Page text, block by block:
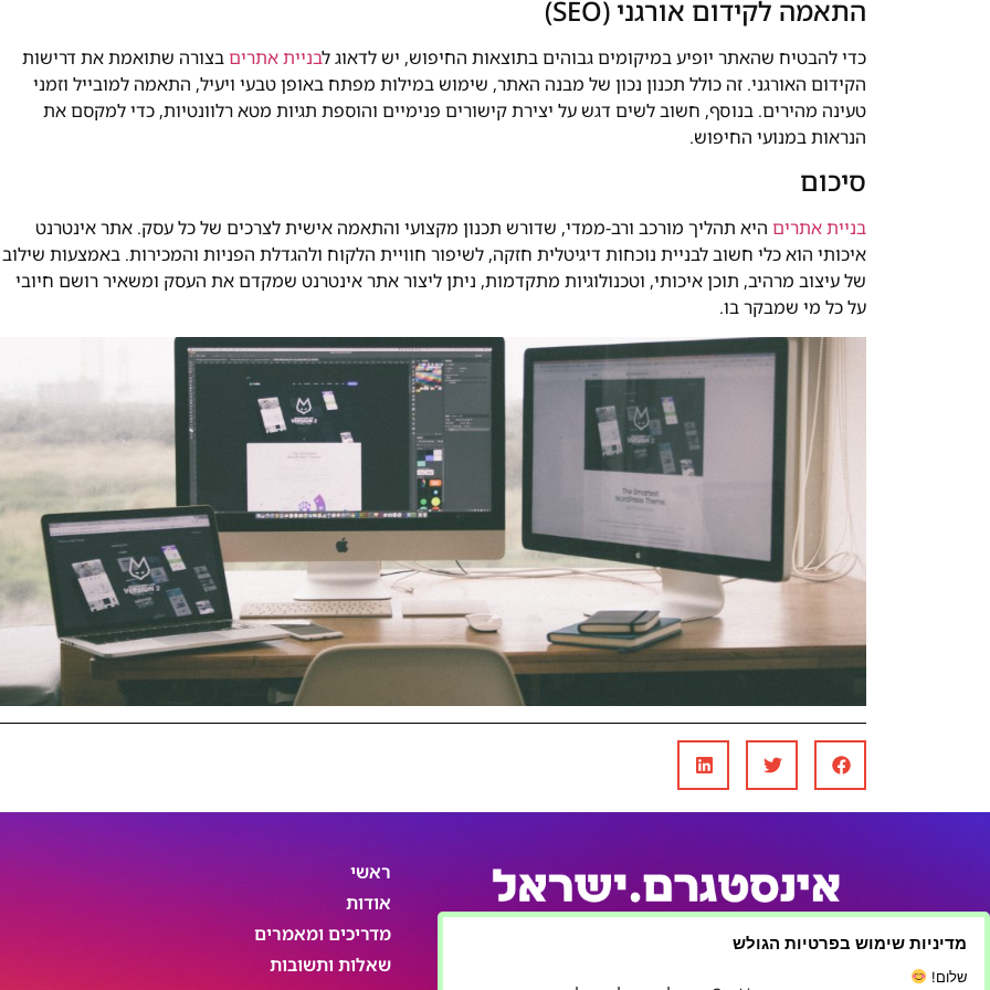
התאמה לקידום אורגני (SEO)
כדי להבטיח שהאתר יופיע במיקומים גבוהים בתוצאות החיפוש, יש לדאוג לבניית אתריםבצורה שתואמת את דרישות
הקידום האורגני. זה כולל תכנון נכון של מבנה האתר, שימוש במילות מפתח באופן טבעי ויעיל, התאמה למובייל וזמני
טעינה מהירים. בנוסף, חשוב לשים דגש על יצירת קישורים פנימיים והוספת תגיות מטא רלוונטיות, כדי למקסם את
הנראות במנועי החיפוש.
סיכום
בניית אתרים היא תהליך מורכב ורב-ממדי, שדורש תכנון מקצועי והתאמה אישית לצרכים של כל עסק. אתר אינטרנט
איכותי הוא כלי חשוב לבניית נוכחות דיגיטלית חזקה, לשיפור חוויית הלקוח ולהגדלת הפניות והמכירות. באמצעות שילוב
של עיצוב מרהיב, תוכן איכותי, וטכנולוגיות מתקדמות, ניתן ליצור אתר אינטרנט שמקדם את העסק ומשאיר רושם חיובי
על כל מי שמבקר בו.
ראשי
אודות
מדריכים ומאמרים
שאלות ותשובות
מדיניות שימוש בפרטיות הגולש
שלום!